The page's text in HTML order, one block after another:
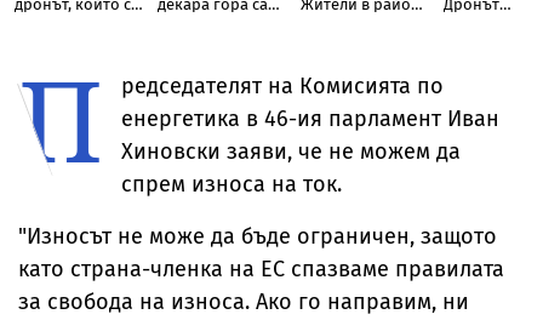
дронът, който се
декара гора са
Жители в района
падналия дрон
Дронът
П
редседателят на Комисията по
енергетика в 46-ия парламент Иван
Хиновски заяви, че не можем да
спрем износа на ток.
"Износът не може да бъде ограничен, защото
като страна-членка на ЕС спазваме правилата
за свобода на износа. Ако го направим, ни